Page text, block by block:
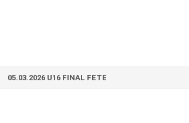
05.03.2026 U16 FINAL FETE